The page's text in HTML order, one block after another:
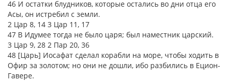
46 И остатки блудников, которые остались во дни отца его
Асы, он истребил с земли.
2 Цар 8, 14 3 Цар 11, 17
47 В Идумее тогда не было царя; был наместник царский.
3 Цар 9, 28 2 Пар 20, 36
48 [Царь] Иосафат сделал корабли на море, чтобы ходить в
Офир за золотом; но они не дошли, ибо разбились в Ецион-
Гавере.